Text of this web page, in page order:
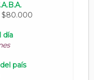
$80.000
día
país